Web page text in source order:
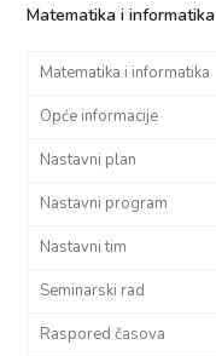
Matematika i informatika
Matematika i informatika
Opće informacije
Nastavni plan
Nastavni program
Nastavni tim
Seminarski rad
Raspored časova